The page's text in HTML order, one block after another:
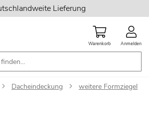
Lieferung
Warenkorb Anmelden
Dacheindeckung weitere Formziegel